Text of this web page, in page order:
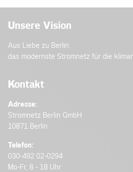
Unsere Vision
Aus Liebe zu Berlin:
das modernste Stromnetz für die
Kontakt
Adresse:
Stromnetz Berlin GmbH
10871 Berlin
Telefon:
030-492 02-0294
Mo-Fr, 8 - 18 Uhr